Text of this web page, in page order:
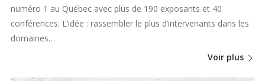
numéro 1 au Québec avec plus de 190 exposants et 40
conférences. L’idée : rassembler le plus d’intervenants dans les
domaines…
Voir plus